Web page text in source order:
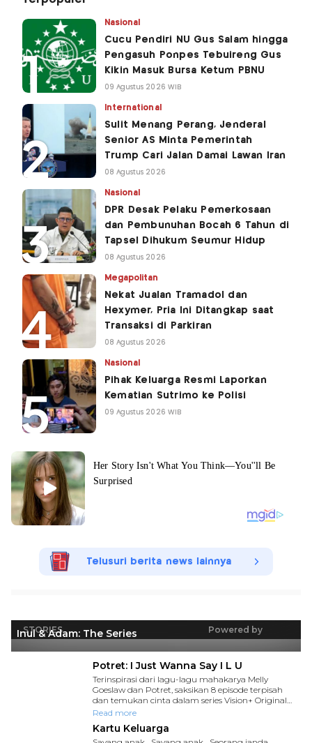
Nasional
Cucu Pendiri NU Gus Salam hingga
Pengasuh Ponpes Tebuireng Gus
Kikin Masuk Bursa Ketum PBNU
09 Agustus 2026 WIB
International
Sulit Menang Perang, Jenderal
Senior AS Minta Pemerintah
Trump Cari Jalan Damai Lawan Iran
08 Agustus 2026
Nasional
DPR Desak Pelaku Pemerkosaan
dan Pembunuhan Bocah 6 Tahun di
Tapsel Dihukum Seumur Hidup
08 Agustus 2026
Megapolitan
Nekat Jualan Tramadol dan
Hexymer, Pria Ini Ditangkap saat
Transaksi di Parkiran
08 Agustus 2026
Nasional
Pihak Keluarga Resmi Laporkan
Kematian Sutrimo ke Polisi
09 Agustus 2026 WIB
Telusuri berita news lainnya